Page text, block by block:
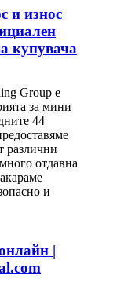
и износ
купувача
Group е
за мини
44
различни
отдавна
и
|